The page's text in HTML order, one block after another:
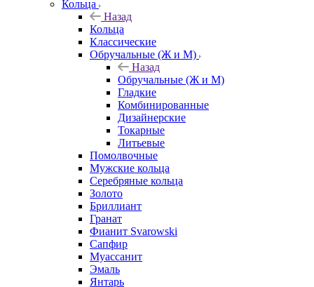
Кольца
Назад
Кольца
Классические
Обручальные (Ж и М)
Назад
Обручальные (Ж и М)
Гладкие
Комбинированные
Дизайнерские
Токарные
Литьевые
Помолвочные
Мужские кольца
Серебряные кольца
Золото
Бриллиант
Гранат
Фианит Svarowski
Сапфир
Муассанит
Эмаль
Янтарь